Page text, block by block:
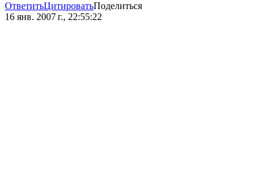
ОтветитьЦитироватьПоделиться
16 янв. 2007 г., 22:55:22